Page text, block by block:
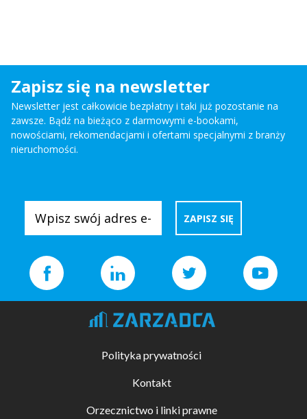
Zapisz się na newsletter
Newsletter jest całkowicie bezpłatny i taki już pozostanie na
zawsze. Bądź na bieżąco z darmowymi e-bookami,
nowościami, rekomendacjami i ofertami specjalnymi z branży
nieruchomości.
Polityka prywatności
Kontakt
Orzecznictwo i linki prawne